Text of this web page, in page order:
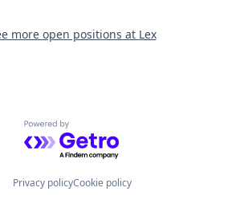
more open positions at Lex
Powered by Getro.com
Privacy policyCookie policy